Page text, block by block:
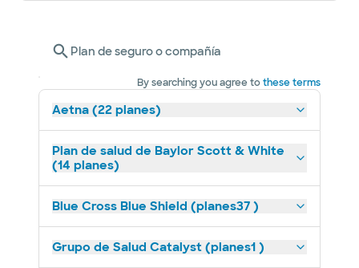
Plan de seguro o compañía
By searching you agree tothese terms
Aetna (22 planes)
Plan de salud de Baylor Scott & White
(14 planes)
Blue Cross Blue Shield (planes37 )
Grupo de Salud Catalyst (planes1 )